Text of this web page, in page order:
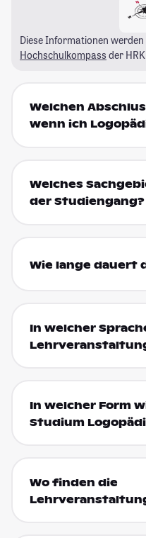
Diese Informationen
Hochschulkompass der
Welchen
wenn ich
Welches
der Studiengang?
Wie lange dauert
In welcher
In welcher Form
Studium
Wo finden die